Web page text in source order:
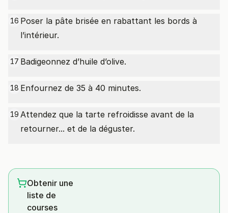
16 Poser la pâte brisée en rabattant les bords à
l’intérieur.
17 Badigeonnez d’huile d’olive.
18 Enfournez de 35 à 40 minutes.
19 Attendez que la tarte refroidisse avant de la
retourner... et de la déguster.
Obtenir une
liste de
courses